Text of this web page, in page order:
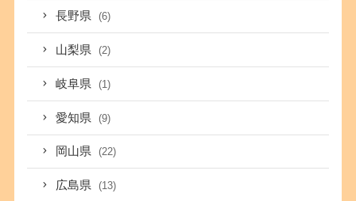
長野県 (6)
山梨県 (2)
岐阜県 (1)
愛知県 (9)
岡山県 (22)
広島県 (13)